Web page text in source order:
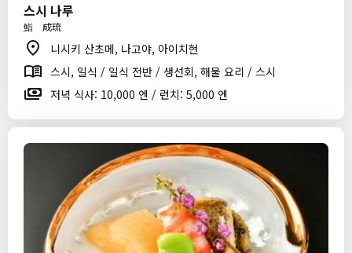
스시 나루
鮨 成琉
니시키 산초메, 나고야, 아이치현
스시, 일식 / 일식 전반 / 생선회, 해물 요리 / 스시
저녁 식사: 10,000 엔 / 런치: 5,000 엔